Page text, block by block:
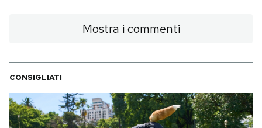
Mostra i commenti
CONSIGLIATI